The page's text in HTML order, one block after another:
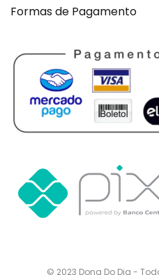
Formas de Pagamento
© 2023 Dona Do Dia -